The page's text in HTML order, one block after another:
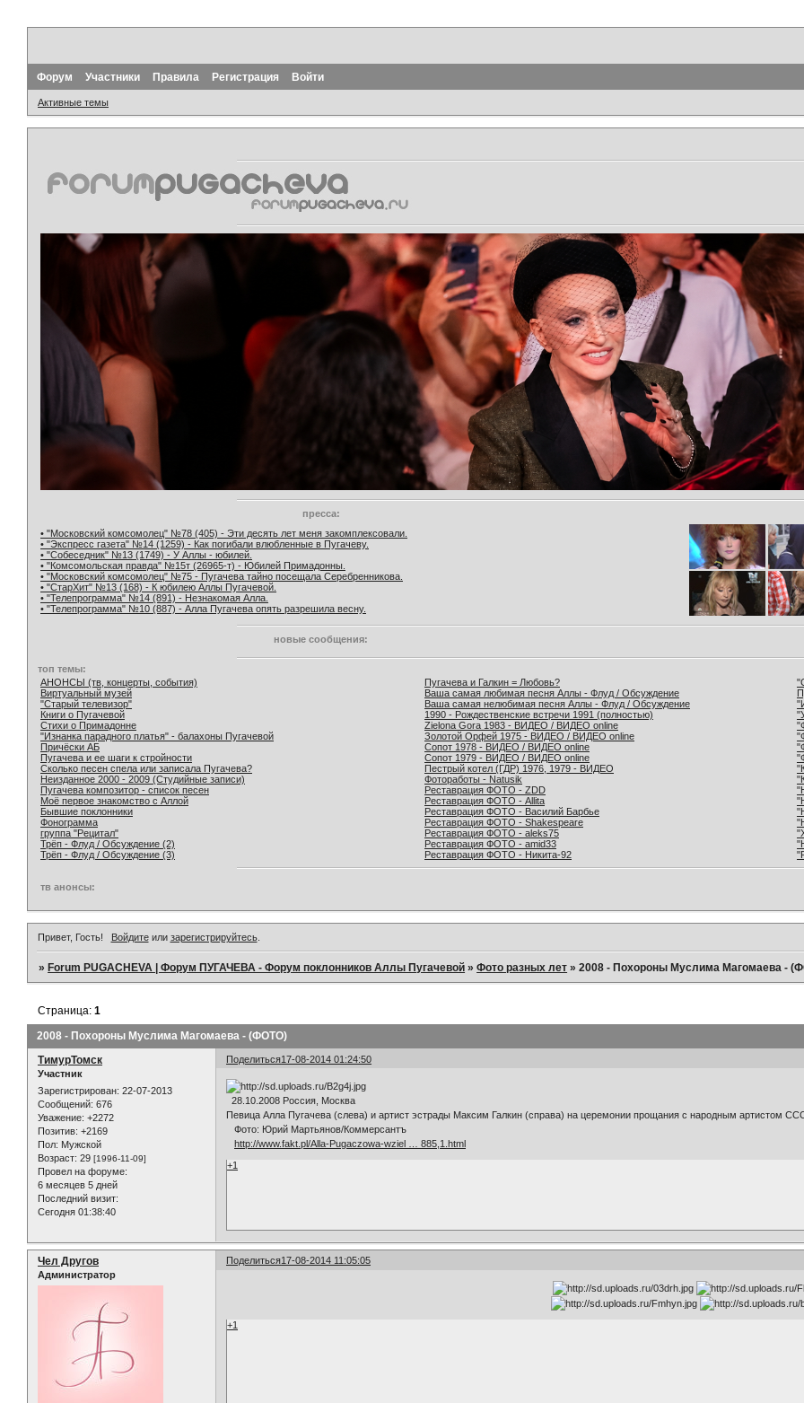
Форум Участники Правила Регистрация Войти
Активные темы
пресса:
• "Московский комсомолец" №78 (405) - Эти десять лет меня закомплексовали.
• "Экспресс газета" №14 (1259) - Как погибали влюбленные в Пугачеву.
• "Собеседник" №13 (1749) - У Аллы - юбилей.
• "Комсомольская правда" №15т (26965-т) - Юбилей Примадонны.
• "Московский комсомолец" №75 - Пугачева тайно посещала Серебренникова.
• "СтарХит" №13 (168) - К юбилею Аллы Пугачевой.
• "Телепрограмма" №14 (891) - Незнакомая Алла.
• "Телепрограмма" №10 (887) - Алла Пугачева опять разрешила весну.
новые сообщения:
топ темы:
АНОНСЫ (тв, концерты, события)
Виртуальный музей
"Старый телевизор"
Книги о Пугачевой
Стихи о Примадонне
"Изнанка парадного платья" - балахоны Пугачевой
Причёски АБ
Пугачева и ее шаги к стройности
Сколько песен спела или записала Пугачева?
Неизданное 2000 - 2009 (Студийные записи)
Пугачева композитор - список песен
Моё первое знакомство с Аллой
Бывшие поклонники
Фонограмма
группа "Рецитал"
Трёп - Флуд / Обсуждение (2)
Трёп - Флуд / Обсуждение (3)
Пугачева и Галкин = Любовь?
Ваша самая любимая песня Аллы - Флуд / Обсуждение
Ваша самая нелюбимая песня Аллы - Флуд / Обсуждение
1990 - Рождественские встречи 1991 (полностью)
Zielona Gora 1983 - ВИДЕО / ВИДЕО online
Золотой Орфей 1975 - ВИДЕО / ВИДЕО online
Сопот 1978 - ВИДЕО / ВИДЕО online
Сопот 1979 - ВИДЕО / ВИДЕО online
Пестрый котел (ГДР) 1976, 1979 - ВИДЕО
Фотоработы - Natusik
Реставрация ФОТО - ZDD
Реставрация ФОТО - Allita
Реставрация ФОТО - Василий Барбье
Реставрация ФОТО - Shakespeare
Реставрация ФОТО - aleks75
Реставрация ФОТО - amid33
Реставрация ФОТО - Никита-92
тв анонсы:
Привет, Гость! Войдитеили зарегистрируйтесь.
»Forum PUGACHEVA | Форум ПУГАЧЕВА - Форум поклонников Аллы Пугачевой »Фото разных лет »2008 - Похороны Муслима Магомаева -
2008 - Похороны Муслима Магомаева - (ФОТО)
Страница:1
Поделиться17-08-2014 01:24:50
ТимурТомск
Участник
Зарегистрирован: 22-07-2013
Сообщений: 676
Уважение: +2272
Позитив: +2169
Пол: Мужской
Возраст: 29 [1996-11-09]
Провел на форуме:
6 месяцев 5 дней
Последний визит:
Сегодня 01:38:40
28.10.2008 Россия, Москва
Певица Алла Пугачева (слева) и артист эстрады Максим Галкин (справа) на церемонии прощания с народным артистом
Фото: Юрий Мартьянов/Коммерсантъ
http://www.fakt.pl/Alla-Pugaczowa-wziel … 885,1.html
+1
Поделиться17-08-2014 11:05:05
Чел Другов
Администратор
+1